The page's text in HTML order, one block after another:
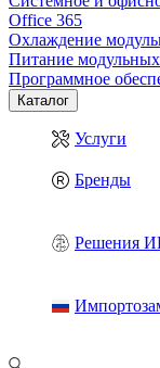
Office 365
Охлаждение
Питание
Программное
Каталог
Услуги
Бренды
Решения